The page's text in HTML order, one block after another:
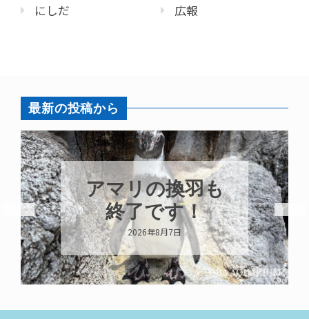
にしだ
広報
最新の投稿から
アマリの換羽も
終了です！
2026年8月7日